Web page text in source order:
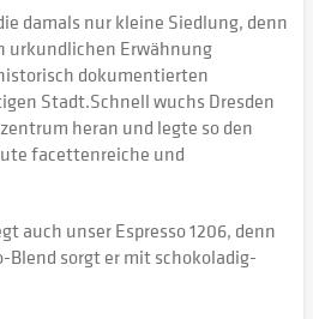
damals nur kleine Siedlung, denn
urkundlichen Erwähnung
dokumentierten
Stadt.Schnell wuchs Dresden
heran und legte so den
facettenreiche und
auch unser Espresso 1206, denn
Blend sorgt er mit schokoladig-